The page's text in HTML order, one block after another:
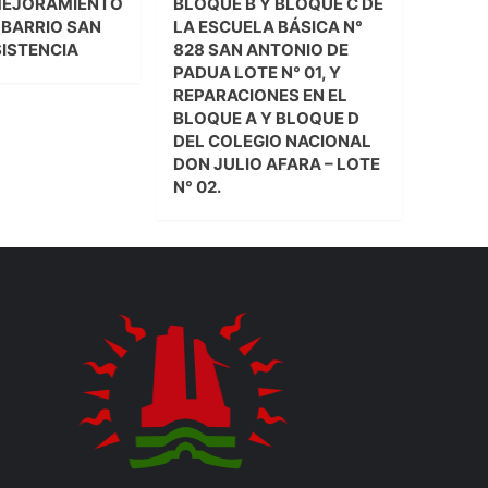
SAN
LA ESCUELA BÁSICA N°
828 SAN ANTONIO DE
PADUA LOTE N° 01, Y
REPARACIONES EN EL
BLOQUE A Y BLOQUE D
DEL COLEGIO NACIONAL
DON JULIO AFARA – LOTE
N° 02.